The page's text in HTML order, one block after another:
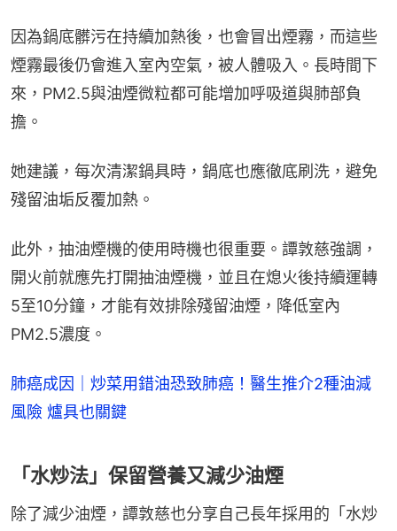
因為鍋底髒污在持續加熱後，也會冒出煙霧，而這些
煙霧最後仍會進入室內空氣，被人體吸入。長時間下
來，PM2.5與油煙微粒都可能增加呼吸道與肺部負
擔。
她建議，每次清潔鍋具時，鍋底也應徹底刷洗，避免
殘留油垢反覆加熱。
此外，抽油煙機的使用時機也很重要。譚敦慈強調，
開火前就應先打開抽油煙機，並且在熄火後持續運轉
5至10分鐘，才能有效排除殘留油煙，降低室內
PM2.5濃度。
肺癌成因｜炒菜用錯油恐致肺癌！醫生推介2種油減
風險 爐具也關鍵
「水炒法」保留營養又減少油煙
除了減少油煙，譚敦慈也分享自己長年採用的「水炒